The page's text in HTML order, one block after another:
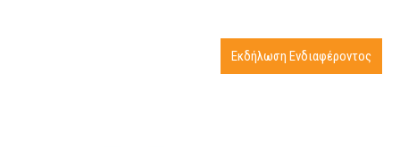
Εκδήλωση Ενδιαφέροντος